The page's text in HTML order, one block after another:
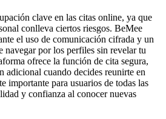
clave en las citas online, ya que
conlleva ciertos riesgos. BeMee
el uso de comunicación cifrada y un
navegar por los perfiles sin revelar tu
ofrece la función de cita segura,
adicional cuando decides reunirte en
importante para usuarios de todas las
y confianza al conocer nuevas